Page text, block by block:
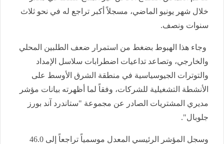
خلال شهر يونيو الماضي، مسجلاً أكبر تراجع له في نحو ثلاث
سنوات ونصف.
وجاء هذا الهبوط بضغط من استمرار ضعف الطلبين المحلي
والخارجي، وتصاعد تداعيات اضطرابات سلاسل الإمداد
والتوترات الجيوسياسية في منطقة الشرق الأوسط على
الأنشطة التشغيلية للشركات، وفقاً لما أظهرته بيانات مؤشر
مديري المشتريات الصادر عن مجموعة "ستاندرد آند بورز
جلوبال".
وسجل المؤشر الرئيسي المعدل موسمياً تراجعاً إلى 46.0